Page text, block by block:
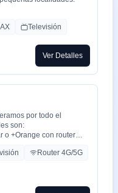
Televisión
Ver Detalles
por todo el
son:
o +Orange con router
Yoigo y Movistar
de cine y
Apple TV, Disney+
Router 4G/5G